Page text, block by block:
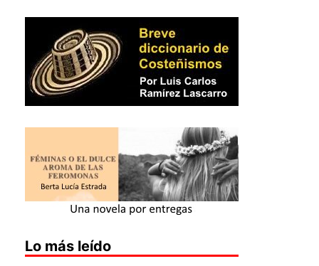
Lo más leído